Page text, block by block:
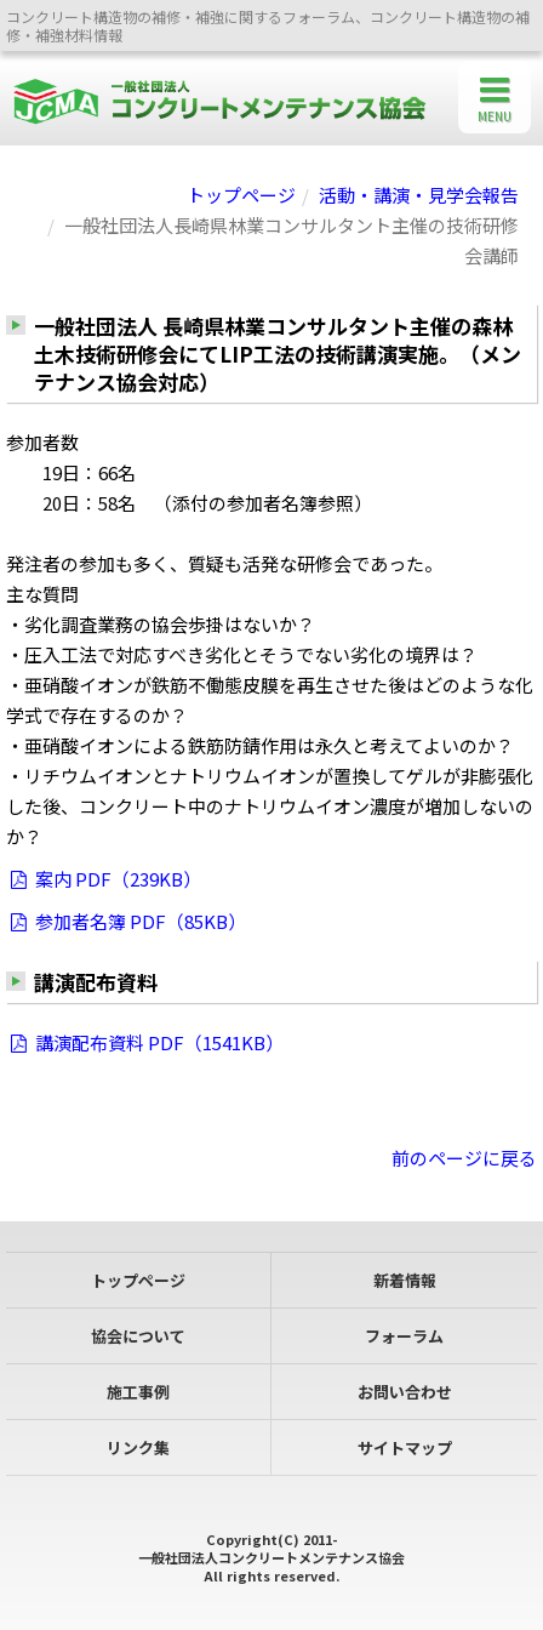
コンクリート構造物の補修・補強に関するフォーラム、コンクリート構造物の補
修・補強材料情報
トップページ
活動・講演・見学会報告
一般社団法人長崎県林業コンサルタント主催の技術研修
会講師
一般社団法人 長崎県林業コンサルタント主催の森林
土木技術研修会にてLIP工法の技術講演実施。（メン
テナンス協会対応）
参加者数
19日：66名
20日：58名 （添付の参加者名簿参照）
発注者の参加も多く、質疑も活発な研修会であった。
主な質問
・劣化調査業務の協会歩掛はないか？
・圧入工法で対応すべき劣化とそうでない劣化の境界は？
・亜硝酸イオンが鉄筋不働態皮膜を再生させた後はどのような化
学式で存在するのか？
・亜硝酸イオンによる鉄筋防錆作用は永久と考えてよいのか？
・リチウムイオンとナトリウムイオンが置換してゲルが非膨張化
した後、コンクリート中のナトリウムイオン濃度が増加しないの
か？
案内 PDF（239KB）
参加者名簿 PDF（85KB）
講演配布資料
講演配布資料 PDF（1541KB）
前のページに戻る
トップページ 新着情報
協会について フォーラム
施工事例 お問い合わせ
リンク集 サイトマップ
Copyright(C) 2011-
一般社団法人コンクリートメンテナンス協会
All rights reserved.
MENU